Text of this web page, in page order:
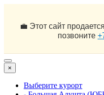
💼 Этот сайт
позвоните
×
Выберите курорт